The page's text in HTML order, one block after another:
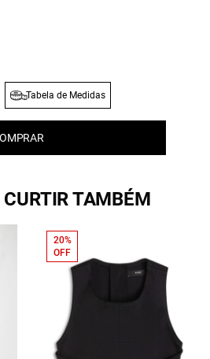
Tabela de Medidas
TAMBÉM
20%
OFF